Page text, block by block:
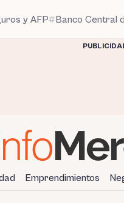
y AFP Banco Central
Emprendimientos